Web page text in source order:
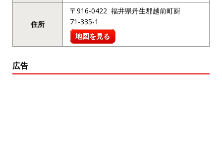
住所
〒916-0422 福井県丹生郡越前町厨
71-335-1
地図を見る
広告